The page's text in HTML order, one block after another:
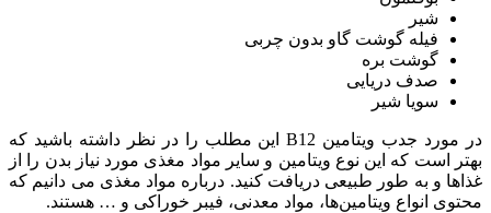
شیر
فیله گوشت گاو بدون چربی
گوشت بره
صدف دریایی
سویا شیر
در مورد جدب ویتامین B12 این مطلب را در نظر داشته باشید که
بهتر است که این نوع ویتامین و سایر مواد مغذی مورد نیاز بدن را از
غذاها و به ‌طور طبیعی دریافت کنید. درباره مواد مغذی می دانیم که
محتوی انواع ویتامین‌ها، مواد معدنی، فیبر خوراکی و … هستند.